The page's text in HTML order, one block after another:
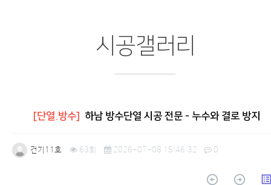
시공갤러리
[단열.방수] 하남 방수단열 시공 전문 - 누수와 결로 방지
건기11호 63회 2026-07-08 15:46:32 0
arrow_circle_up arrow_circle_up